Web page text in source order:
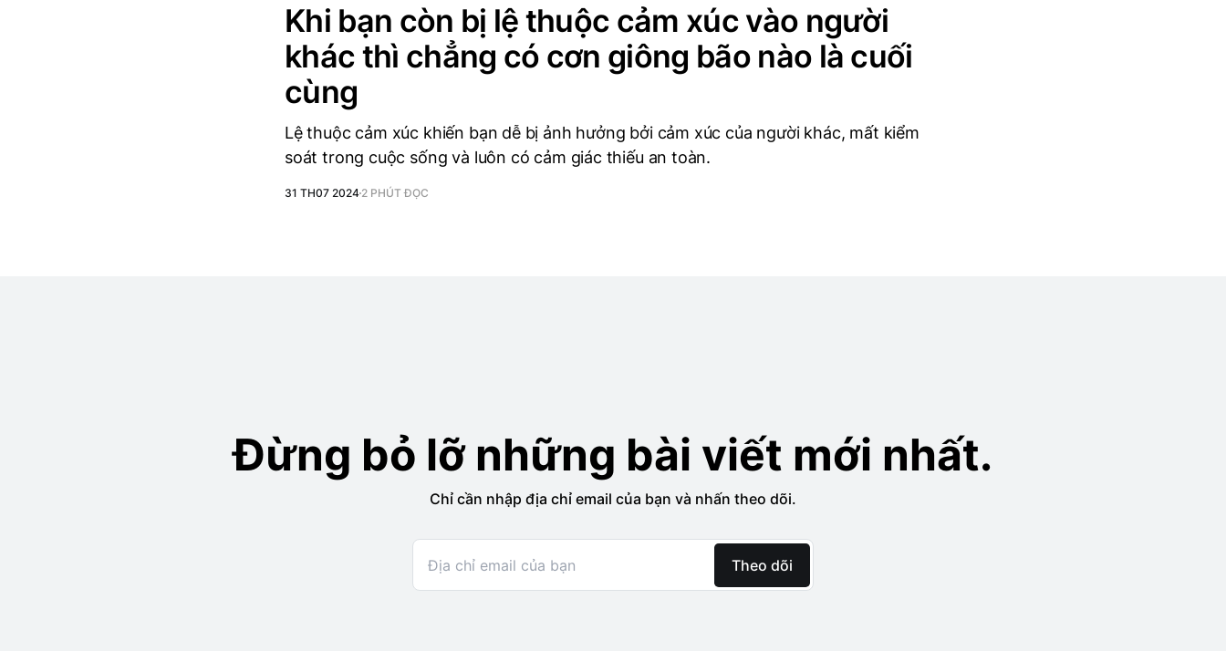
Khi bạn còn bị lệ thuộc cảm xúc vào người
khác thì chẳng có cơn giông bão nào là cuối
cùng
Lệ thuộc cảm xúc khiến bạn dễ bị ảnh hưởng bởi cảm xúc của người khác, mất kiểm
soát trong cuộc sống và luôn có cảm giác thiếu an toàn.
31 TH07 2024 2 PHÚT ĐỌC